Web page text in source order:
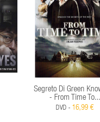
Segreto Di Green
- From Time To...
DVD - 16,99 €